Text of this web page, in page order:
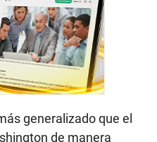
generalizado que el
de manera